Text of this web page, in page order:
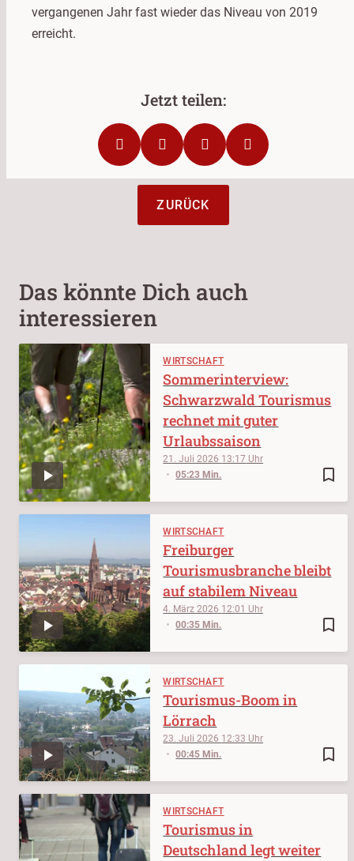
vergangenen Jahr fast wieder das Niveau von 2019
erreicht.
ZURÜCK
Das könnte Dich auch
interessieren
WIRTSCHAFT
bookmark_border
21. Juli 2026 13:17
05:23 Min.
Sommerinterview:
Schwarzwald Tourismus
rechnet mit guter
Urlaubssaison
WIRTSCHAFT
bookmark_border
4. März 2026 12:01
00:35 Min.
Freiburger
Tourismusbranche bleibt
auf stabilem Niveau
WIRTSCHAFT
bookmark_border
23. Juli 2026 12:33
00:45 Min.
Tourismus-Boom in
Lörrach
WIRTSCHAFT
Tourismus in
Deutschland legt weiter